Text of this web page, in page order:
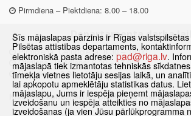
Pirmdiena – Piektdiena: 8.00 – 18.00
Departamenta darba
Pirmdiena, Ceturtdiena: 8.30 – 18.00
Otrdiena, Trešdiena: 8.30 – 17.00
Piektdiena: 8.30 – 15.00
Klātienes konsultācijas pieejamas tikai ar
Šīs mājaslapas pārzinis ir Rīgas
Pilsētas attīstības departaments,
elektroniskā pasta adrese: pad@riga.lv.
mājaslapā tiek izmantotas tehniskās
tīmekļa vietnes lietotāju sesijas laikā, un
lai apkopotu apmeklētāju statistikas datus.
mājaslapu, Jums ir iespēja pieņemt
izveidošanu un iespēja atteikties no
izveidošanas (ja vien Jūsu pārlūkprogramma